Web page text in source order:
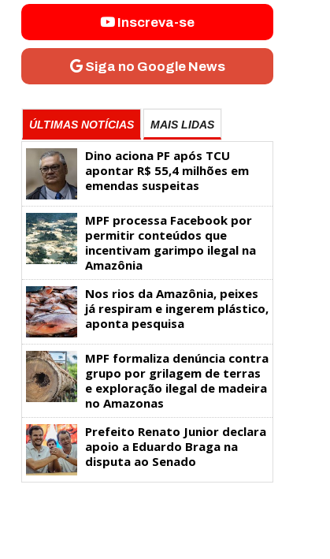
Inscreva-se
Siga no Google News
ÚLTIMAS NOTÍCIAS MAIS LIDAS
Dino aciona PF após TCU
apontar R$ 55,4 milhões em
emendas suspeitas
MPF processa Facebook por
permitir conteúdos que
incentivam garimpo ilegal na
Amazônia
Nos rios da Amazônia, peixes
já respiram e ingerem plástico,
aponta pesquisa
MPF formaliza denúncia contra
grupo por grilagem de terras
e exploração ilegal de madeira
no Amazonas
Prefeito Renato Junior declara
apoio a Eduardo Braga na
disputa ao Senado